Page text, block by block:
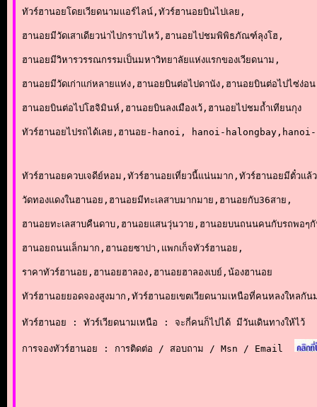
ทัวร์ฮานอยโดยเวียดนามแอร์ไลน์,ทัวร์ฮานอยบินไปเลย,
ฮานอยมีวัดเสาเดียวน่าไปกราบไหว้,ฮานอยไปชมพิพิธภัณฑ์ลุงโฮ,
ฮานอยมีวิหารวรรณกรรมเป็นมหาวิทยาลัยแห่งแรกของเวียดนาม,
ฮานอยมีวัดเก่าแก่หลายแห่ง,ฮานอยบินต่อไปดานัง,ฮานอยบินต่อไปไซ่ง่อ
ฮานอยบินต่อไปโฮจิมินห์,ฮานอยบินลงเมืองเว้,ฮานอยไปชมถ้ำเทียนกุง
ทัวร์ฮานอยไปรถได้เลย,ฮานอย-hanoi, hanoi-
ทัวร์ฮานอยควบเจดีย์หอม,ทัวร์ฮานอยเที่ยวนี้แน่นมาก,ทัวร์ฮานอยมีตั๋วแล้
วัดทองแดงในฮานอย,ฮานอยมีทะเลสาบมากมาย,ฮานอยกับ36สาย,
ฮานอยทะเลสาบคืนดาบ,ฮานอยแสนวุ่นวาย,ฮานอยบนถนนคนกับรถพอๆ
ฮานอยถนนเล็กมาก,ฮานอยซาปา,แพกเก็จทัวร์ฮานอย,
ราคาทัวร์ฮานอย,ฮานอยฮาลอง,ฮานอยฮาลองเบย์,น้องฮานอย
ทัวร์ฮานอยยอดจองสูงมาก,ทัวร์ฮานอยเขตเวียดนามเหนือที่คนหลงใหลกั
ทัวร์ฮานอย : ทัวร์เวียดนามเหนือ : จะกี่คนก็ไปได้ มีวันเดินทางให้ไว้
การจองทัวร์ฮานอย : การติดต่อ / สอบถาม / Msn / Email